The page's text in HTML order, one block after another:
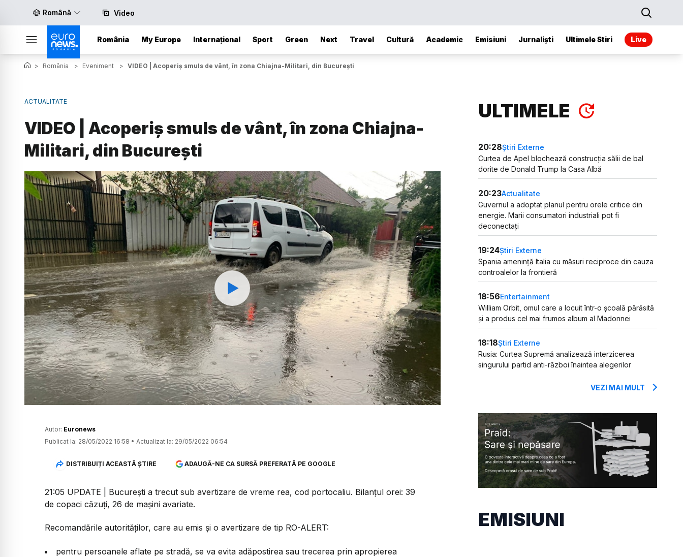
Română Video
România My Europe Internațional Sport Green Next Travel Cultură Academic Emisiuni Jurnaliști Ultimele Stiri Live
> România > Eveniment > VIDEO | Acoperiș smuls de vânt, în zona Chiajna-Militari, din București
ACTUALITATE
VIDEO | Acoperiș smuls de vânt, în zona Chiajna-
Militari, din București
Watch
Autor: Euronews
Publicat la: 28/05/2022 16:58 • Actualizat la: 29/05/2022 06:54
DISTRIBUIȚI ACEASTĂ ȘTIRE ADAUGĂ-NE CA SURSĂ PREFERATĂ PE GOOGLE
21:05 UPDATE | București a trecut sub avertizare de vreme rea, cod portocaliu. Bilanțul orei: 39
de copaci căzuți, 26 de mașini avariate.
Recomandările autorităților, care au emis și o avertizare de tip RO-ALERT:
pentru persoanele aflate pe stradă, se va evita adăpostirea sau trecerea prin apropierea
ULTIMELE
20:28Știri Externe
Curtea de Apel blochează construcția sălii de bal
dorite de Donald Trump la Casa Albă
20:23Actualitate
Guvernul a adoptat planul pentru orele critice din
energie. Marii consumatori industriali pot fi
deconectați
19:24Știri Externe
Spania amenință Italia cu măsuri reciproce din cauza
controalelor la frontieră
18:56Entertainment
William Orbit, omul care a locuit într-o școală părăsită
și a produs cel mai frumos album al Madonnei
18:18Știri Externe
Rusia: Curtea Supremă analizează interzicerea
singurului partid anti-război înaintea alegerilor
VEZI MAI MULT
EMISIUNI